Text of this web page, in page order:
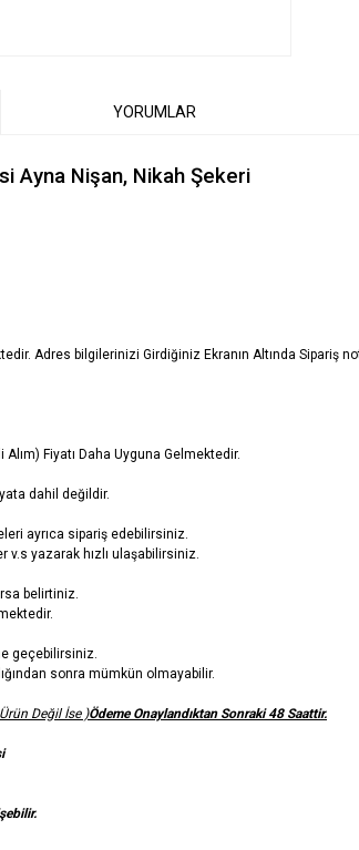
YORUMLAR
Ayna Nişan, Nikah Şekeri
Adres bilgilerinizi Girdiğiniz Ekranın Altında Sipariş
Fiyatı Daha Uyguna Gelmektedir.
dahil değildir.
ayrıca sipariş edebilirsiniz.
yazarak hızlı ulaşabilirsiniz.
belirtiniz.
geçebilirsiniz.
sonra mümkün olmayabilir.
Değil İse )Ödeme Onaylandıktan Sonraki 48 Saattir.